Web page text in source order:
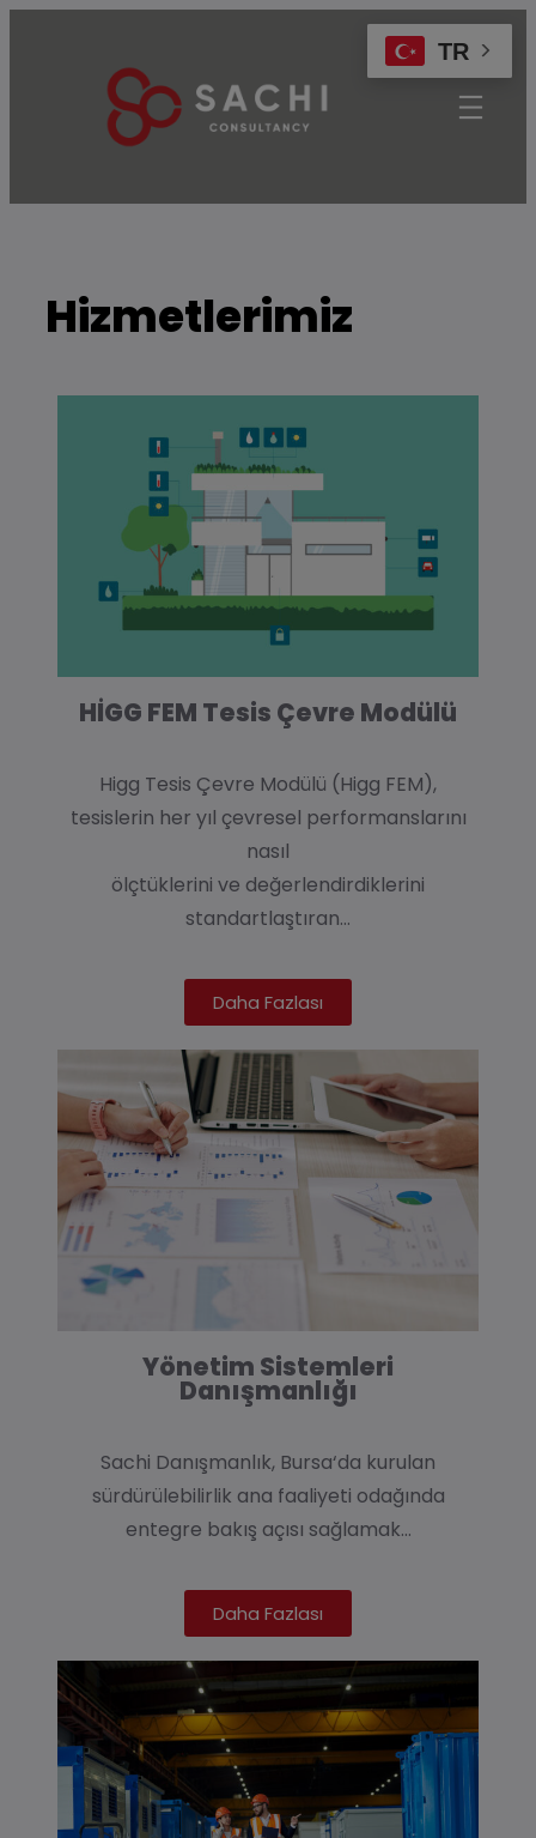
Hizmetlerimiz
HİGG FEM Tesis Çevre Modülü
Higg Tesis Çevre Modülü (Higg FEM),
tesislerin her yıl çevresel performanslarını
nasıl
ölçtüklerini ve değerlendirdiklerini
standartlaştıran…
Daha Fazlası
Yönetim Sistemleri
Danışmanlığı
Sachi Danışmanlık, Bursa‘da kurulan
sürdürülebilirlik ana faaliyeti odağında
entegre bakış açısı sağlamak…
Daha Fazlası
TR
modal-check